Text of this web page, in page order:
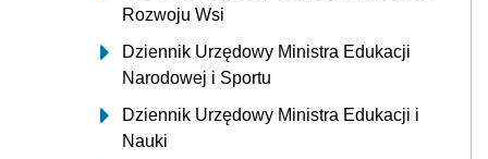
Rozwoju Wsi
Dziennik Urzędowy Ministra Edukacji
Narodowej i Sportu
Dziennik Urzędowy Ministra Edukacji i
Nauki